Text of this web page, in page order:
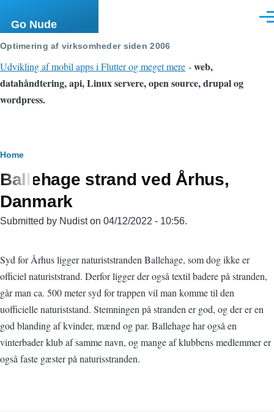
Go Nude
Optimering af virksomheder siden 2006
Udvikling af mobil apps i Flutter og meget mere -web,
datahåndtering, api, Linux servere, open source, drupal og
wordpress.
Breadcrumb
Home
Ballehage strand ved Århus,
Danmark
Submitted by Nudiston 04/12/2022 - 10:56.
Syd for Århus ligger naturiststranden Ballehage, som dog ikke er
officiel naturiststrand. Derfor ligger der også textil badere på stranden,
går man ca. 500 meter syd for trappen vil man komme til den
uofficielle naturiststand. Stemningen på stranden er god, og der er en
god blanding af kvinder, mænd og par. Ballehage har også en
vinterbader klub af samme navn, og mange af klubbens medlemmer er
også faste gæster på naturisstranden.